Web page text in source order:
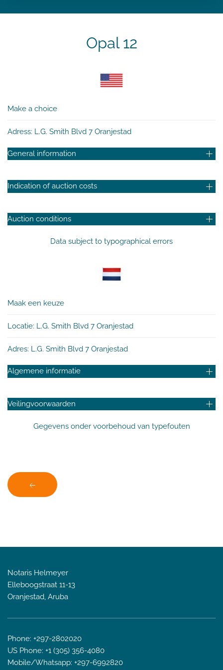
Opal 12
Make a choice
Adress: L.G. Smith Blvd 7 Oranjestad
General information
Indication of auction costs
Auction conditions
Data subject to typographical errors
Maak een keuze
Locatie: L.G. Smith Blvd 7 Oranjestad
Adres: L.G. Smith Blvd 7 Oranjestad
Algemene informatie
Veilingvoorwaarden
Gegevens onder voorbehoud van typefouten
Notaris Helmeyer
Elleboogstraat 11-13
Oranjestad, Aruba
Phone: +297-2802020
US Phone: +1 (305) 356-4080
Mobile/Whatsapp: +297-6992820